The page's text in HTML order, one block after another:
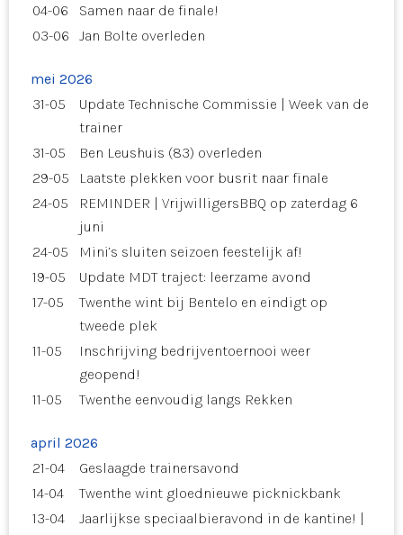
04-06
Samen naar de finale!
03-06
Jan Bolte overleden
mei 2026
31-05
Update Technische Commissie | Week van de
trainer
31-05
Ben Leushuis (83) overleden
29-05
Laatste plekken voor busrit naar finale
24-05
REMINDER | VrijwilligersBBQ op zaterdag 6
juni
24-05
Mini’s sluiten seizoen feestelijk af!
19-05
Update MDT traject: leerzame avond
17-05
Twenthe wint bij Bentelo en eindigt op
tweede plek
11-05
Inschrijving bedrijventoernooi weer
geopend!
11-05
Twenthe eenvoudig langs Rekken
april 2026
21-04
Geslaagde trainersavond
14-04
Twenthe wint gloednieuwe picknickbank
13-04
Jaarlijkse speciaalbieravond in de kantine! |